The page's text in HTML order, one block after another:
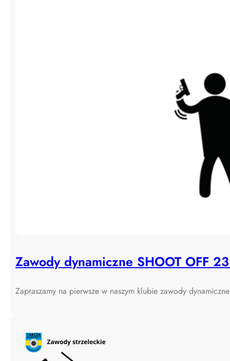
Zawody dynamiczne SHOOT OFF
Zapraszamy na pierwsze w naszym klubie zawody